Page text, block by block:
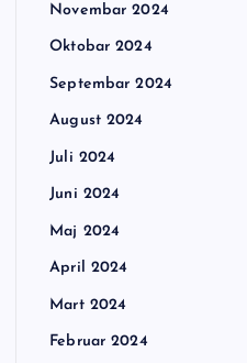
Novembar 2024
Oktobar 2024
Septembar 2024
August 2024
Juli 2024
Juni 2024
Maj 2024
April 2024
Mart 2024
Februar 2024